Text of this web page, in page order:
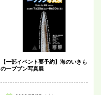
【一部イベント要予約】海のいきも
の一ブブン写真展